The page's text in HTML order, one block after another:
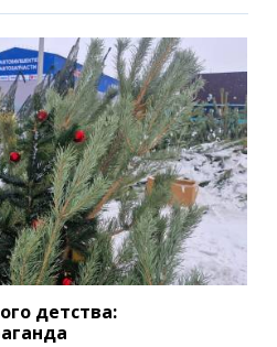
детства: